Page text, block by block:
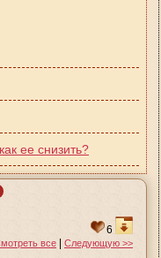
ее снизить?
6
все | Следующую >>